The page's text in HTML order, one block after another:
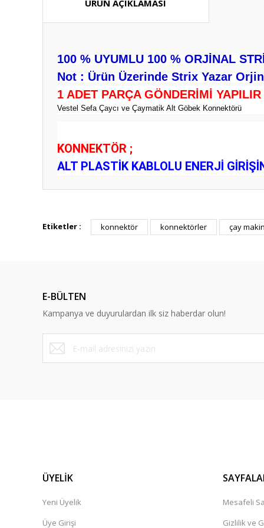
ÜRÜN AÇIKLAMASI
100 % UYUMLU 100 % ORJİNAL
Not : Ürün Üzerinde Strix Yazar
1 ADET PARÇA GÖNDERİMİ
Vestel Sefa Çaycı ve Çaymatik Alt Göbek Konnektörü
KONNEKTÖR ;
ALT PLASTİK KABLOLU ENERJİ
Görüş ve önerileriniz için teşekkür ederiz.
Ürün fiyatı diğer sitelerden daha pahalı.
Bu ürüne benzer farklı alternatifler olmalı.
Etiketler : konnektör konnektörler çay
E-BÜLTEN
Kampanya ve duyurulardan ilk siz haberdar olun!
ÜYELİK
Yeni Üyelik
Üye Girişi
Mesafeli
Gizlilik ve